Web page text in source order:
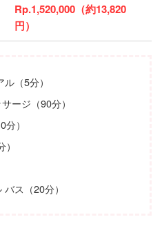
Rp.1,520,000（約13,820
円）
（5分）
ージ（90分）
）
ス（20分）